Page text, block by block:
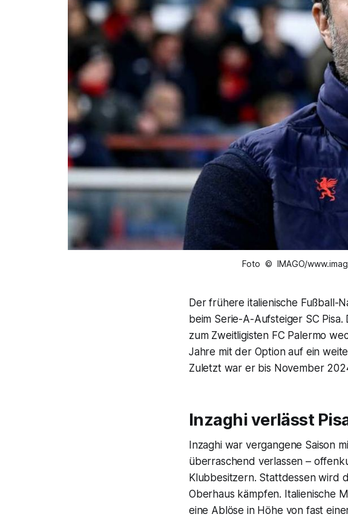
Foto © IMAGO/
Der frühere italienische Fußball-
beim Serie-A-Aufsteiger SC
zum Zweitligisten FC Palermo
Jahre mit der Option auf ein
Zuletzt war er bis November
Inzaghi verlässt
Inzaghi war vergangene Saison
überraschend verlassen –
Klubbesitzern. Stattdessen wird
Oberhaus kämpfen. Italienische
eine Ablöse in Höhe von fast